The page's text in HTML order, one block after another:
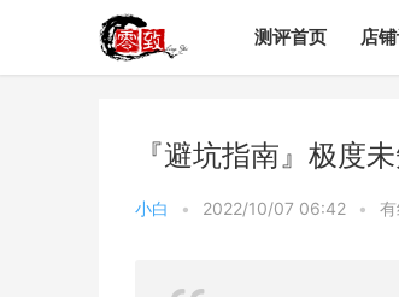
测评首页 店
『避坑指南』极度
小白 • 2022/10/07 06:42 •